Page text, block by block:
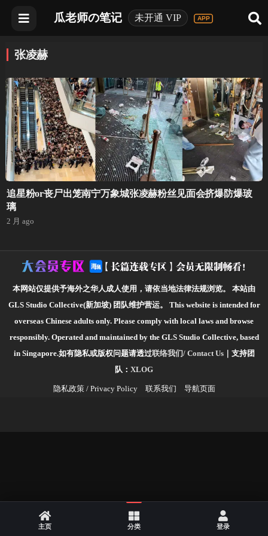
瓜老师の笔记 未开通 VIP
张凌赫
追星粉or丧尸出笼南宁万象城张凌赫粉丝见面会挤爆防爆玻
璃
2 月 ago
本网站仅提供予海外之华人成人使用，请依当地法律法规浏览。
本站由
GLS Studio Collective(新加坡) 团队维护营运。
This website is intended for
overseas Chinese adults only. Please comply with local laws and browse
responsibly. Operated and maintained by the GLS Studio Collective, based
in Singapore.如有隐私或版权问题请透过联络我们/ Contact Us｜支持团
队： XLOG
隐私政策 / Privacy Policy 联系我们 导航页面
主页 分类 登录